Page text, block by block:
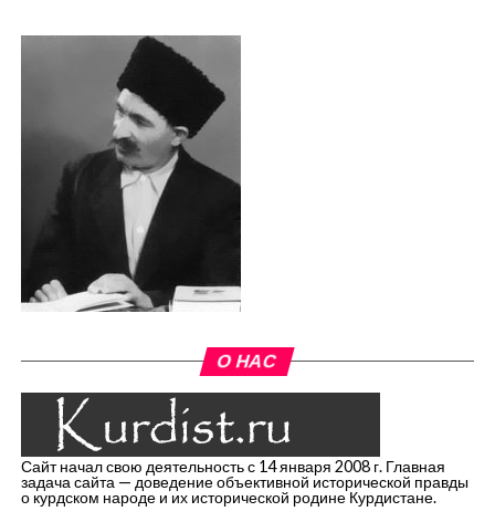
О НАС
Сайт начал свою деятельность с 14 января 2008 г. Главная
задача сайта — доведение объективной исторической правды
о курдском народе и их исторической родине Курдистане.